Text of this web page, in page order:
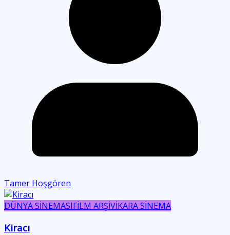
Tamer Hoşgören
DÜNYA SİNEMASIFİLM ARŞİVİKARA SİNEMA
Kiracı